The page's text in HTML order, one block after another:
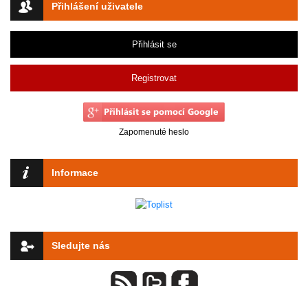
Přihlášení uživatele
Přihlásit se
Registrovat
Zapomenuté heslo
Informace
Sledujte nás